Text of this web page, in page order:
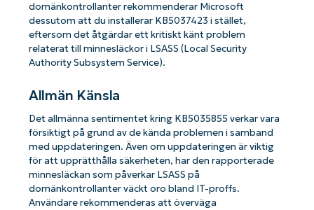
domänkontrollanter rekommenderar Microsoft
dessutom att du installerar KB5037423 i stället,
eftersom det åtgärdar ett kritiskt känt problem
relaterat till minnesläckor i LSASS (Local Security
Authority Subsystem Service).
Allmän Känsla
Det allmänna sentimentet kring KB5035855 verkar vara
försiktigt på grund av de kända problemen i samband
med uppdateringen. Även om uppdateringen är viktig
för att upprätthålla säkerheten, har den rapporterade
minnesläckan som påverkar LSASS på
domänkontrollanter väckt oro bland IT-proffs.
Användare rekommenderas att överväga